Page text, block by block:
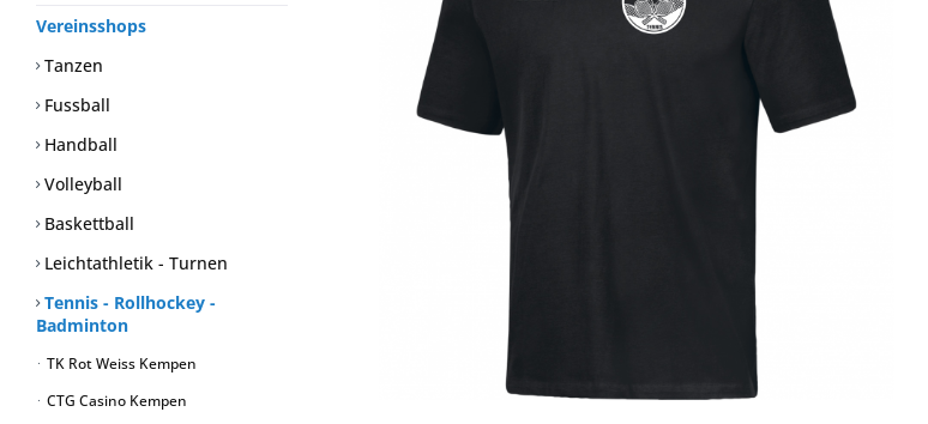
Vereinsshops
Tanzen
Fussball
Handball
Volleyball
Baskettball
Leichtathletik - Turnen
Tennis - Rollhockey -
Badminton
TK Rot Weiss Kempen
CTG Casino Kempen